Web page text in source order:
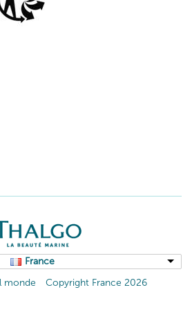
normales, mixtes, déshydratées
pour vous.
marine et la richesse des actifs
France
monde
Copyright France 2026